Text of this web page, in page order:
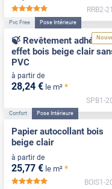
RRB2-
Pvc Free Pose Intérieure
🍃 Revêtement adhésif
effet bois beige clair
PVC
à partir de
28,24 € le m² *
SPB1-
Confort Pose Intérieure
Papier autocollant bois
beige clair
à partir de
25,77 € le m² *
*****
BOIS1-